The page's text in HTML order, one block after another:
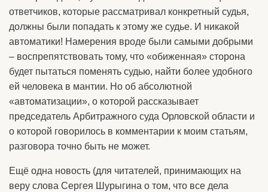
ответчиков, которые рассматривал конкретный судья,
должны были попадать к этому же судье. И никакой
автоматики! Намерения вроде были самыми добрыми
– воспрепятствовать тому, что «обиженная» сторона
будет пытаться поменять судью, найти более удобного
ей человека в мантии. Но об абсолютной
«автоматизации», о которой рассказывает
председатель Арбитражного суда Орловской области и
о которой говорилось в комментарии к моим статьям,
разговора точно быть не может.
Ещё одна новость (для читателей, принимающих на
веру слова Сергея Шурыгина о том, что все дела